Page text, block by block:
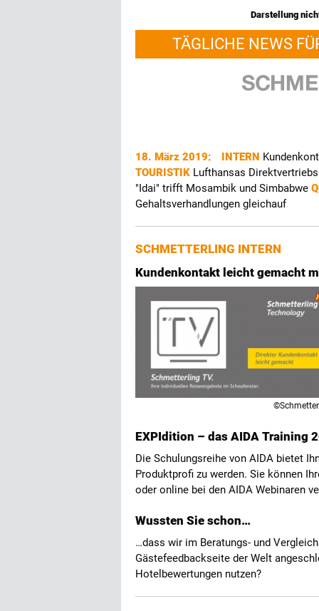
Darstellung
TÄGLICHE NEWS
18. März 2019: INTERN
TOURISTIK Lufthansas
"Idai" trifft Mosambik und Simbabwe
Gehaltsverhandlungen gleichauf
SCHMETTERLING INTERN
Kundenkontakt leicht gemacht
EXPIdition – das AIDA Training
Die Schulungsreihe von AIDA bietet
Produktprofi zu werden. Sie können
oder online bei den AIDA Webinaren
Wussten Sie schon…
…dass wir im Beratungs- und
Gästefeedbackseite der Welt
Hotelbewertungen nutzen?